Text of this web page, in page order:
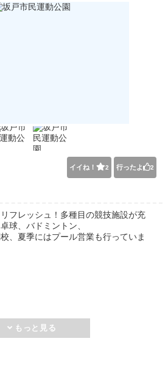
イイね！ 2 行ったよ 2
フレッシュ！多種目の競技施設が充
球、バドミントン、
、夏季にはプール営業も行っていま